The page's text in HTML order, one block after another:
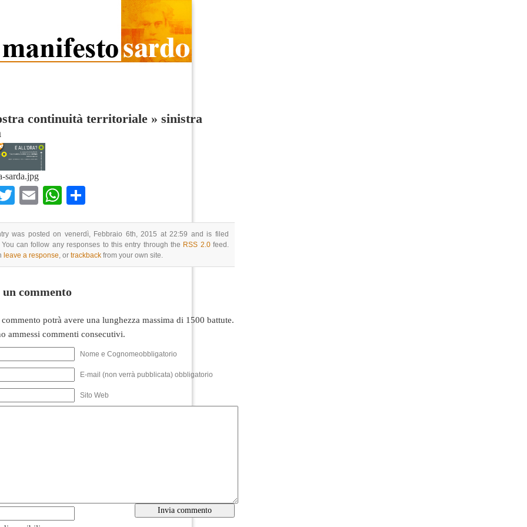
continuità territoriale » sinistra
sarda.jpg
TwitterEmailWhatsApp
was posted on venerdì, Febbraio 6th, 2015 at 22:59 and is filed
can follow any responses to this entry through the RSS 2.0feed.
leave a response, or trackback from your own site.
commento
potrà avere una lunghezza massima di 1500 battute.
ammessi commenti consecutivi.
Nome e Cognomeobbligatorio
E-mail (non verrà pubblicata) obbligatorio
Sito Web